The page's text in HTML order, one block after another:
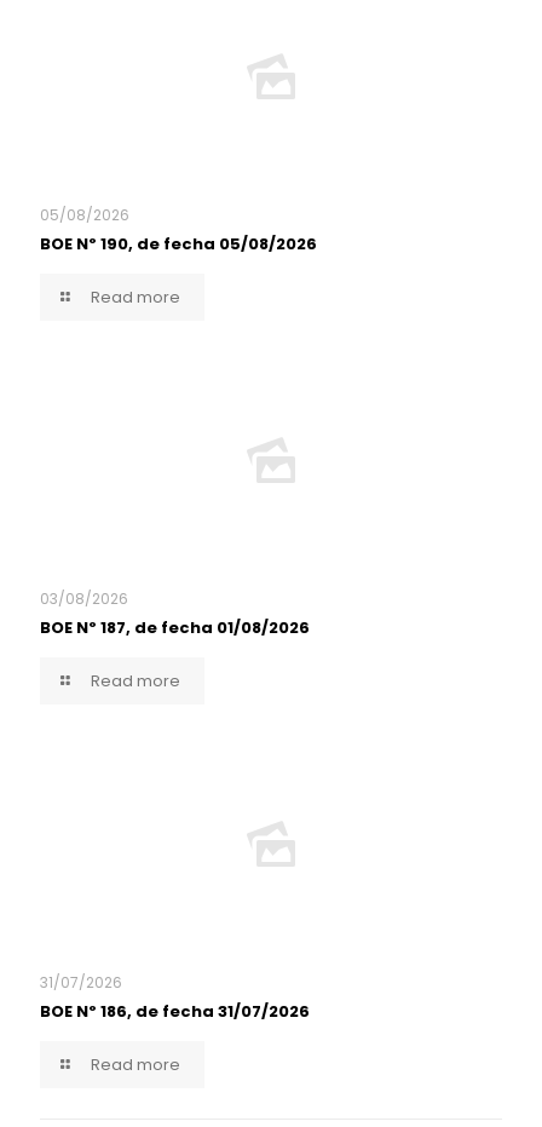
05/08/2026
BOE Nº 190, de fecha 05/08/2026
Read more
03/08/2026
BOE Nº 187, de fecha 01/08/2026
Read more
31/07/2026
BOE Nº 186, de fecha 31/07/2026
Read more